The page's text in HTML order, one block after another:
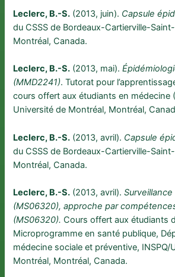
Leclerc, B.-S. (2013, juin). Capsule
du CSSS de Bordeaux-Cartierville-
Montréal, Canada.
Leclerc, B.-S. (2013, mai).
(MMD2241). Tutorat pour
cours offert aux étudiants en médecine
Université de Montréal, Montréal,
Leclerc, B.-S. (2013, avril). Capsule
du CSSS de Bordeaux-Cartierville-
Montréal, Canada.
Leclerc, B.-S. (2013, avril).
(MS06320), approche par
(MS06320). Cours offert aux étudiants
Microprogramme en santé publique,
médecine sociale et préventive, INSPQ/
Montréal, Montréal, Canada.